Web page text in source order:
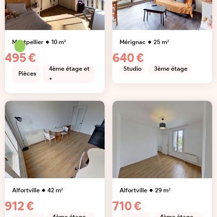
Montpellier 10m²
495 €
Pièces
4ème étage et
+
Mérignac 25m²
640 €
Studio 3ème étage
Alfortville 42m²
912 €
Alfortville 29m²
710 €